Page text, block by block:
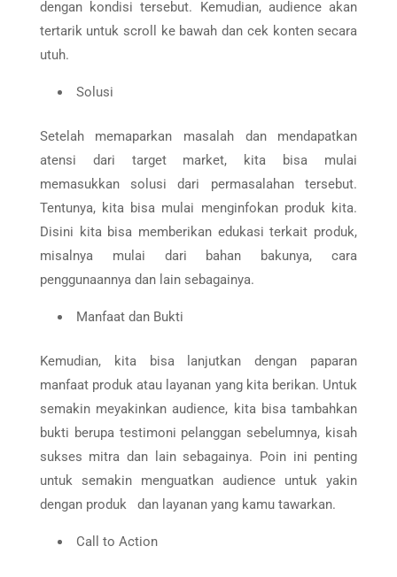
dengan kondisi tersebut. Kemudian, audience akan
tertarik untuk scroll ke bawah dan cek konten secara
utuh.
Solusi
Setelah memaparkan masalah dan mendapatkan
atensi dari target market, kita bisa mulai
memasukkan solusi dari permasalahan tersebut.
Tentunya, kita bisa mulai menginfokan produk kita.
Disini kita bisa memberikan edukasi terkait produk,
misalnya mulai dari bahan bakunya, cara
penggunaannya dan lain sebagainya.
Manfaat dan Bukti
Kemudian, kita bisa lanjutkan dengan paparan
manfaat produk atau layanan yang kita berikan. Untuk
semakin meyakinkan audience, kita bisa tambahkan
bukti berupa testimoni pelanggan sebelumnya, kisah
sukses mitra dan lain sebagainya. Poin ini penting
untuk semakin menguatkan audience untuk yakin
dengan produk dan layanan yang kamu tawarkan.
Call to Action